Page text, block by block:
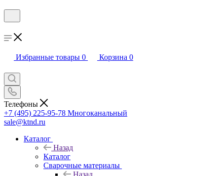
Избранные товары 0 Корзина 0
Телефоны
+7 (495) 225-95-78 Многоканальный
sale@ktnd.ru
Каталог
Назад
Каталог
Сварочные материалы
Назад